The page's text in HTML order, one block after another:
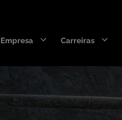
Wearpact™
Carreiras